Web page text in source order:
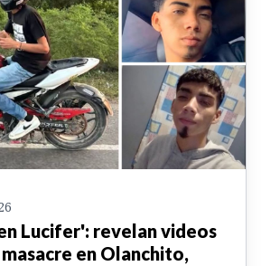
Lucifer': revelan videos
en Olanchito,